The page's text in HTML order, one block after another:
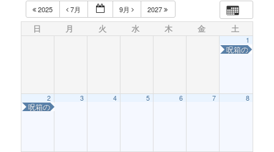
2025 7月 9月 2027
日 月 火 水 木 金 土
1
呪箱の怪〜は
2
呪箱の怪〜はこねこを救え！〜
3 4 5 6 7 8